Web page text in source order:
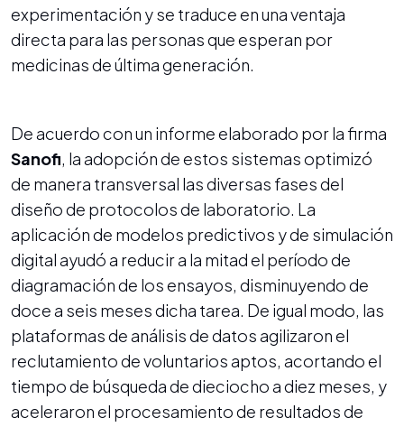
experimentación y se traduce en una ventaja
directa para las personas que esperan por
medicinas de última generación.
De acuerdo con un informe elaborado por la firma
Sanofi, la adopción de estos sistemas optimizó
de manera transversal las diversas fases del
diseño de protocolos de laboratorio. La
aplicación de modelos predictivos y de simulación
digital ayudó a reducir a la mitad el período de
diagramación de los ensayos, disminuyendo de
doce a seis meses dicha tarea. De igual modo, las
plataformas de análisis de datos agilizaron el
reclutamiento de voluntarios aptos, acortando el
tiempo de búsqueda de dieciocho a diez meses, y
aceleraron el procesamiento de resultados de